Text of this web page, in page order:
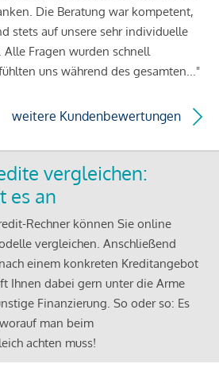
Die Beratung war kompetent,
stets auf unsere sehr individuelle
Fragen wurden schnell
uns während des gesamten..."
weitere Kundenbewertungen
vergleichen:
es an
Rechner können Sie online
vergleichen. Anschließend
einem konkreten Kreditangebot
Ihnen dabei gern unter die Arme
Finanzierung. So oder so: Es
man beim
achten muss!